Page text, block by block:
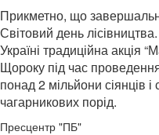
Прикметно, що
Світовий день
Україні традиційна акція
Щороку під час
понад 2 мільйони сіянців
чагарникових порід.
Пресцентр "ПБ"